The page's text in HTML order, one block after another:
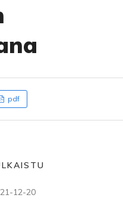
pdf
12-20